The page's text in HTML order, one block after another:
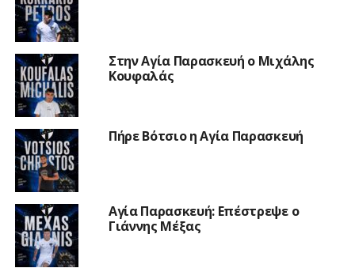
Στην Αγία Παρασκευή ο Μιχάλης
Κουφαλάς
Πήρε Βότσιο η Αγία Παρασκευή
Αγία Παρασκευή: Επέστρεψε ο
Γιάννης Μέξας